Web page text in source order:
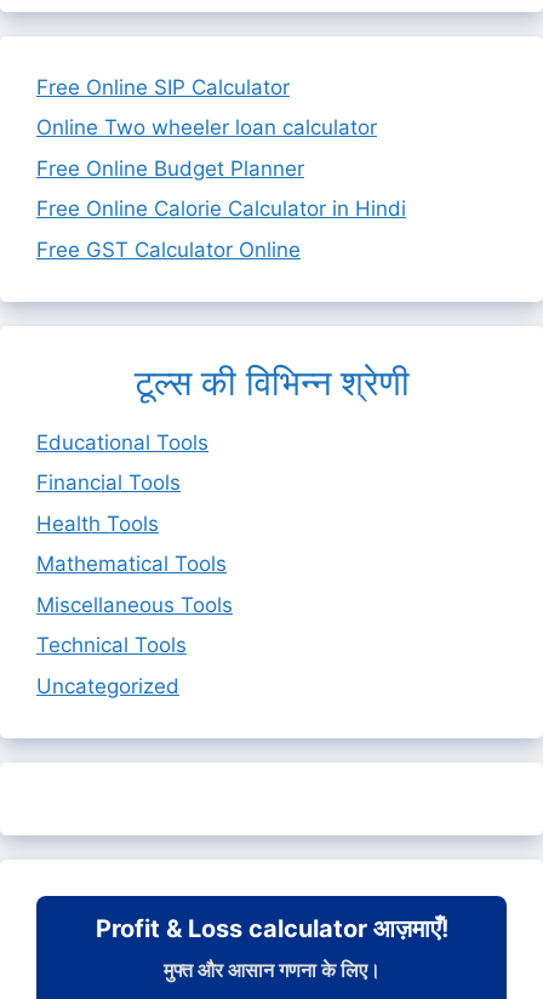
Free Online SIP Calculator
Online Two wheeler loan calculator
Free Online Budget Planner
Free Online Calorie Calculator in Hindi
Free GST Calculator Online
टूल्स की विभिन्न श्रेणी
Educational Tools
Financial Tools
Health Tools
Mathematical Tools
Miscellaneous Tools
Technical Tools
Uncategorized
Profit & Loss calculator आज़माएँ!
मुफ्त और आसान गणना के लिए।